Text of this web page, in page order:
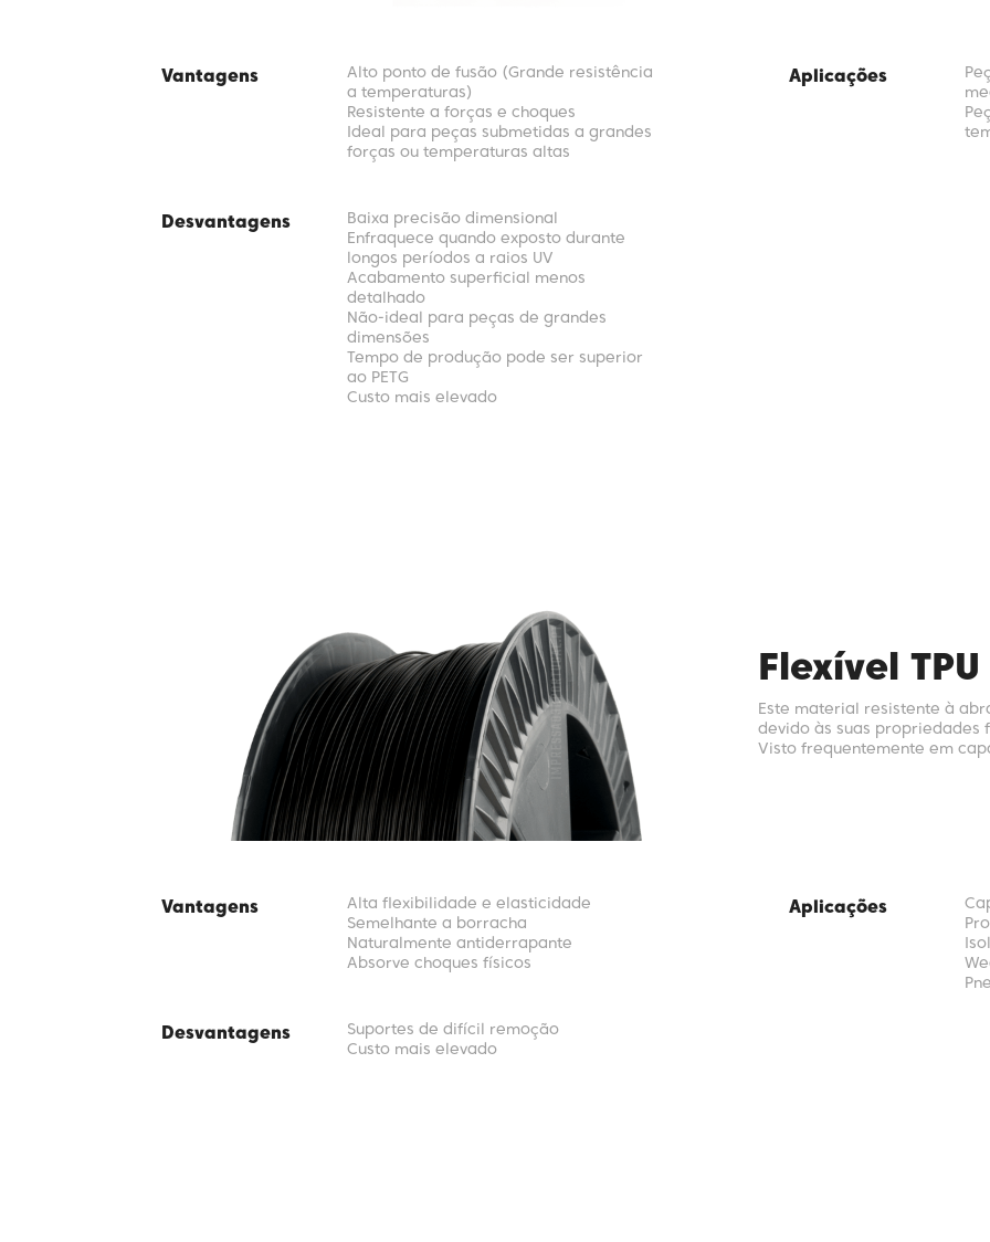
Vantagens
Alto ponto de fusão (Grande resistência
a temperaturas)
Resistente a forças e choques
Ideal para peças submetidas a grandes
forças ou temperaturas altas
Desvantagens
Baixa precisão dimensional
Enfraquece quando exposto durante
longos períodos a raios UV
Acabamento superficial menos
detalhado
Não-ideal para peças de grandes
dimensões
Tempo de produção pode ser superior
ao PETG
Custo mais elevado
Aplicações
Flexível
Este material resistente à
devido às suas propriedades
Visto frequentemente em
Vantagens
Alta flexibilidade e elasticidade
Semelhante a borracha
Naturalmente antiderrapante
Absorve choques físicos
Desvantagens
Suportes de difícil remoção
Custo mais elevado
Aplicações